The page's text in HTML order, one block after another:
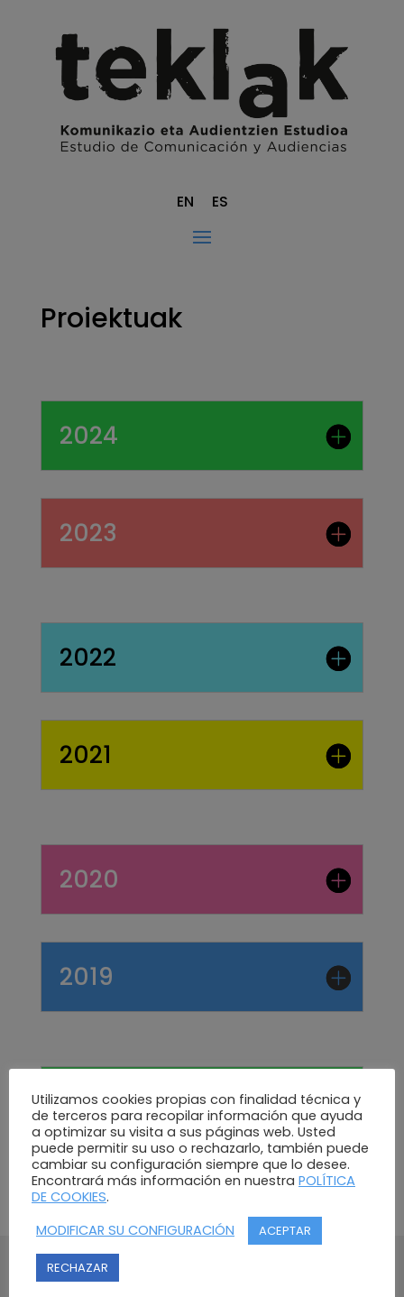
EN ES
Proiektuak
2024
2023
2022
2021
2020
2019
2018
Utilizamos cookies propias con finalidad técnica y
de terceros para recopilar información que ayuda
a optimizar su visita a sus páginas web. Usted
puede permitir su uso o rechazarlo, también puede
cambiar su configuración siempre que lo desee.
Encontrará más información en nuestra POLÍTICA
DE COOKIES.
MODIFICAR SU CONFIGURACIÓN
ACEPTAR
RECHAZAR